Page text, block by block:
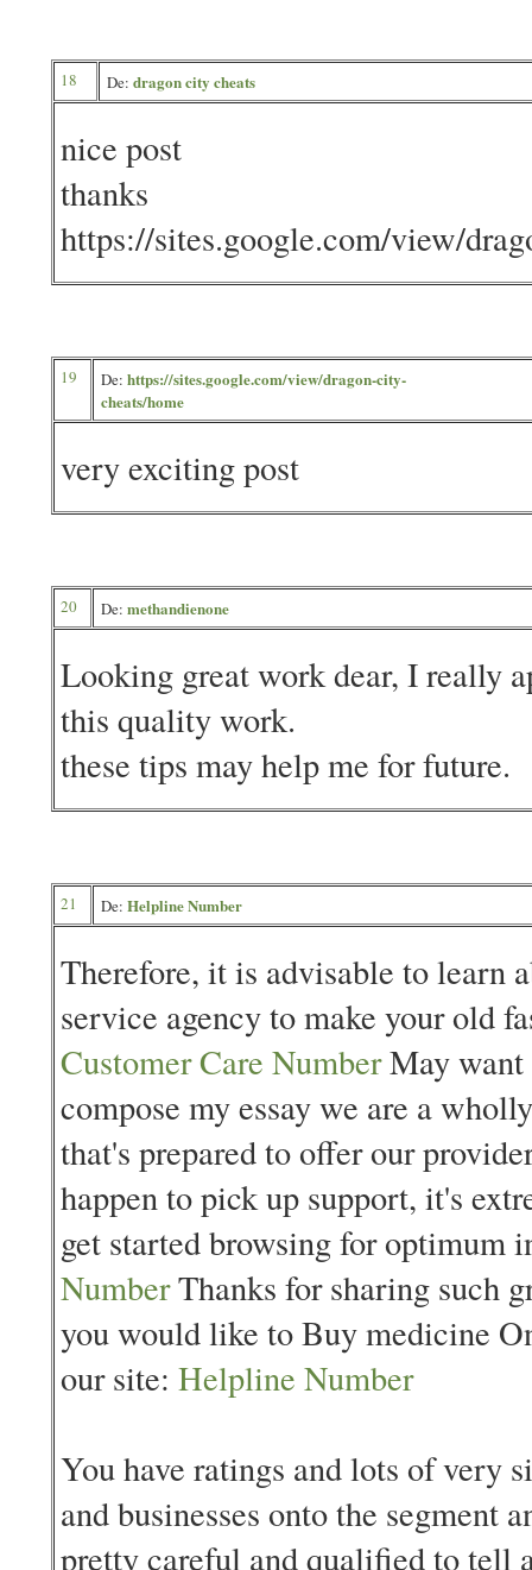
18 De: dragon city cheats
nice post
thanks
https://sites.google.com/view/
19 De: https://sites.google.com/view/dragon-city-
cheats/home
very exciting post
20 De: methandienone
Looking great work dear, I really
this quality work.
these tips may help me for future.
21 De: Helpline Number
Therefore, it is advisable to learn
service agency to make your old
Customer Care NumberMay want
compose my essay we are a
that's prepared to offer our
happen to pick up support, it's
get started browsing for optimum
NumberThanks for sharing such
you would like to Buy medicine
our site: Helpline Number
You have ratings and lots of very
and businesses onto the segment
pretty careful and qualified to tell